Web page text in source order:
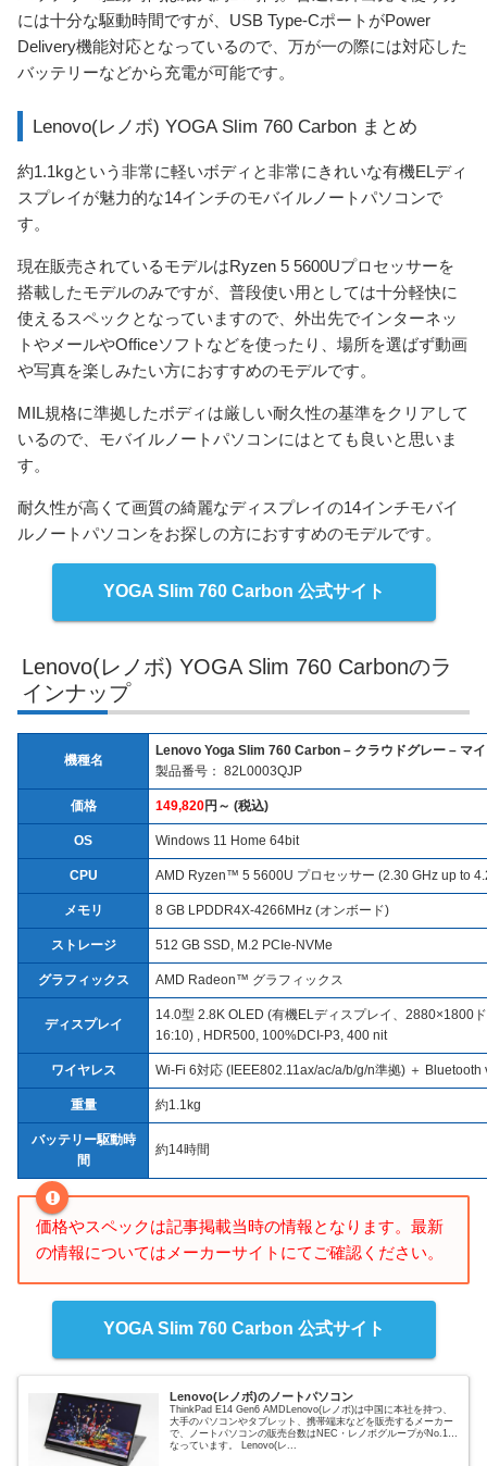
には十分な駆動時間ですが、USB Type-CポートがPower
Delivery機能対応となっているので、万が一の際には対応した
バッテリーなどから充電が可能です。
Lenovo(レノボ) YOGA Slim 760 Carbon まとめ
約1.1kgという非常に軽いボディと非常にきれいな有機ELディ
スプレイが魅力的な14インチのモバイルノートパソコンで
す。
現在販売されているモデルはRyzen 5 5600Uプロセッサーを
搭載したモデルのみですが、普段使い用としては十分軽快に
使えるスペックとなっていますので、外出先でインターネッ
トやメールやOfficeソフトなどを使ったり、場所を選ばず動画
や写真を楽しみたい方におすすめのモデルです。
MIL規格に準拠したボディは厳しい耐久性の基準をクリアして
いるので、モバイルノートパソコンにはとても良いと思いま
す。
耐久性が高くて画質の綺麗なディスプレイの14インチモバイ
ルノートパソコンをお探しの方におすすめのモデルです。
YOGA Slim 760 Carbon 公式サイト
Lenovo(レノボ) YOGA Slim 760 Carbonのラ
インナップ
機種名
Lenovo Yoga Slim 760 Carbon – クラウドグレー – マ
製品番号： 82L0003QJP
価格 149,820円～ (税込)
OS Windows 11 Home 64bit
CPU AMD Ryzen™ 5 5600U プロセッサー (2.30 GHz up to
メモリ 8 GB LPDDR4X-4266MHz (オンボード)
ストレージ 512 GB SSD, M.2 PCIe-NVMe
グラフィックス AMD Radeon™ グラフィックス
ディスプレイ
14.0型 2.8K OLED (有機ELディスプレイ、2880×1800
16:10) , HDR500, 100%DCI-P3, 400 nit
ワイヤレス Wi-Fi 6対応 (IEEE802.11ax/ac/a/b/g/n準拠) ＋ Bluetooth
重量 約1.1kg
バッテリー駆動時
間
約14時間
価格やスペックは記事掲載当時の情報となります。最新
の情報についてはメーカーサイトにてご確認ください。
YOGA Slim 760 Carbon 公式サイト
Lenovo(レノボ)のノートパソコン
ThinkPad E14 Gen6 AMDLenovo(レノボ)は中国に本社を持つ、
大手のパソコンやタブレット、携帯端末などを販売するメーカー
で、ノートパソコンの販売台数はNEC・レノボグループがNo.1と
なっています。 Lenovo(レ...